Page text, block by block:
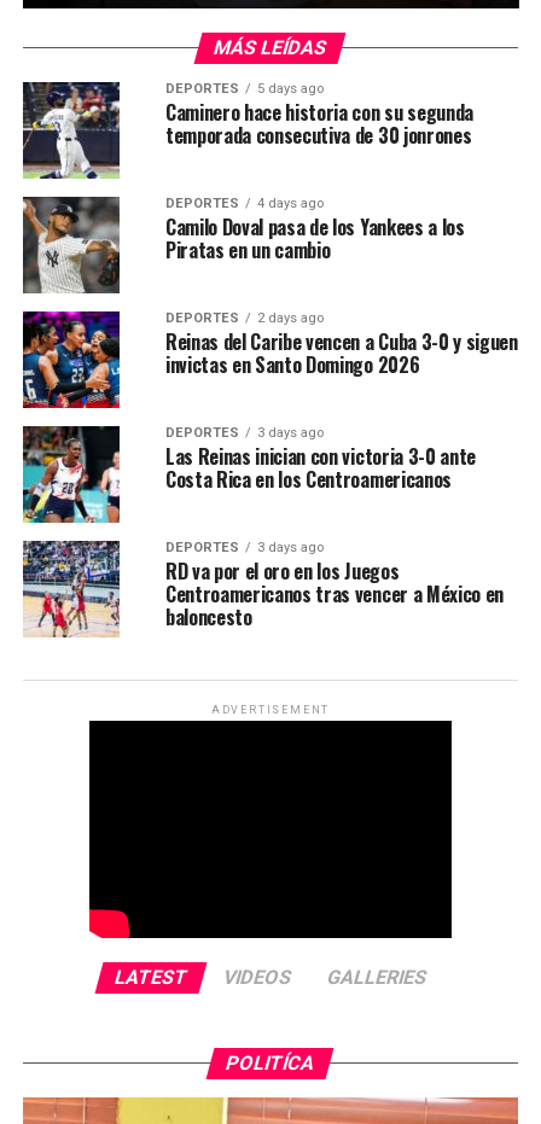
MÁS LEÍDAS
DEPORTES 5 days ago
Caminero hace historia con su segunda
temporada consecutiva de 30 jonrones
DEPORTES 4 days ago
Camilo Doval pasa de los Yankees a los
Piratas en un cambio
DEPORTES 2 days ago
Reinas del Caribe vencen a Cuba 3-0 y siguen
invictas en Santo Domingo 2026
DEPORTES 3 days ago
Las Reinas inician con victoria 3-0 ante
Costa Rica en los Centroamericanos
DEPORTES 3 days ago
RD va por el oro en los Juegos
Centroamericanos tras vencer a México en
baloncesto
ADVERTISEMENT
LATEST VIDEOS GALLERIES
POLITÍCA